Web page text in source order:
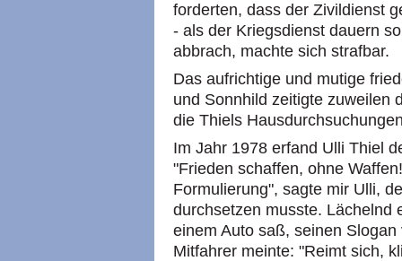
forderten, dass der Zivildienst
- als der Kriegsdienst dauern
abbrach, machte sich strafbar.
Das aufrichtige und mutige
und Sonnhild zeitigte zuweilen
die Thiels
Im Jahr 1978 erfand Ulli Thiel
"Frieden schaffen, ohne
Formulierung", sagte mir Ulli,
durchsetzen musste. Lächelnd
einem Auto saß, seinen
Mitfahrer meinte: "Reimt sich,